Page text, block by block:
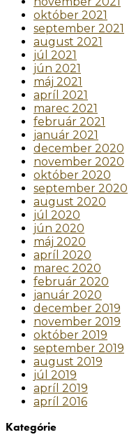
október 2021
september 2021
august 2021
júl 2021
jún 2021
máj 2021
apríl 2021
marec 2021
február 2021
január 2021
december 2020
november 2020
október 2020
september 2020
august 2020
júl 2020
jún 2020
máj 2020
apríl 2020
marec 2020
február 2020
január 2020
december 2019
november 2019
október 2019
september 2019
august 2019
júl 2019
apríl 2019
apríl 2016
Kategórie